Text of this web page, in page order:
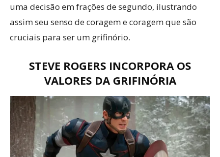
uma decisão em frações de segundo, ilustrando
assim seu senso de coragem e coragem que são
cruciais para ser um grifinório.
STEVE ROGERS INCORPORA OS
VALORES DA GRIFINÓRIA